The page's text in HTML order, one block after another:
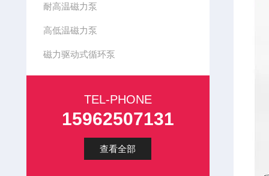
耐高温磁力泵
高低温磁力泵
磁力驱动式循环泵
TEL-PHONE
15962507131
查看全部